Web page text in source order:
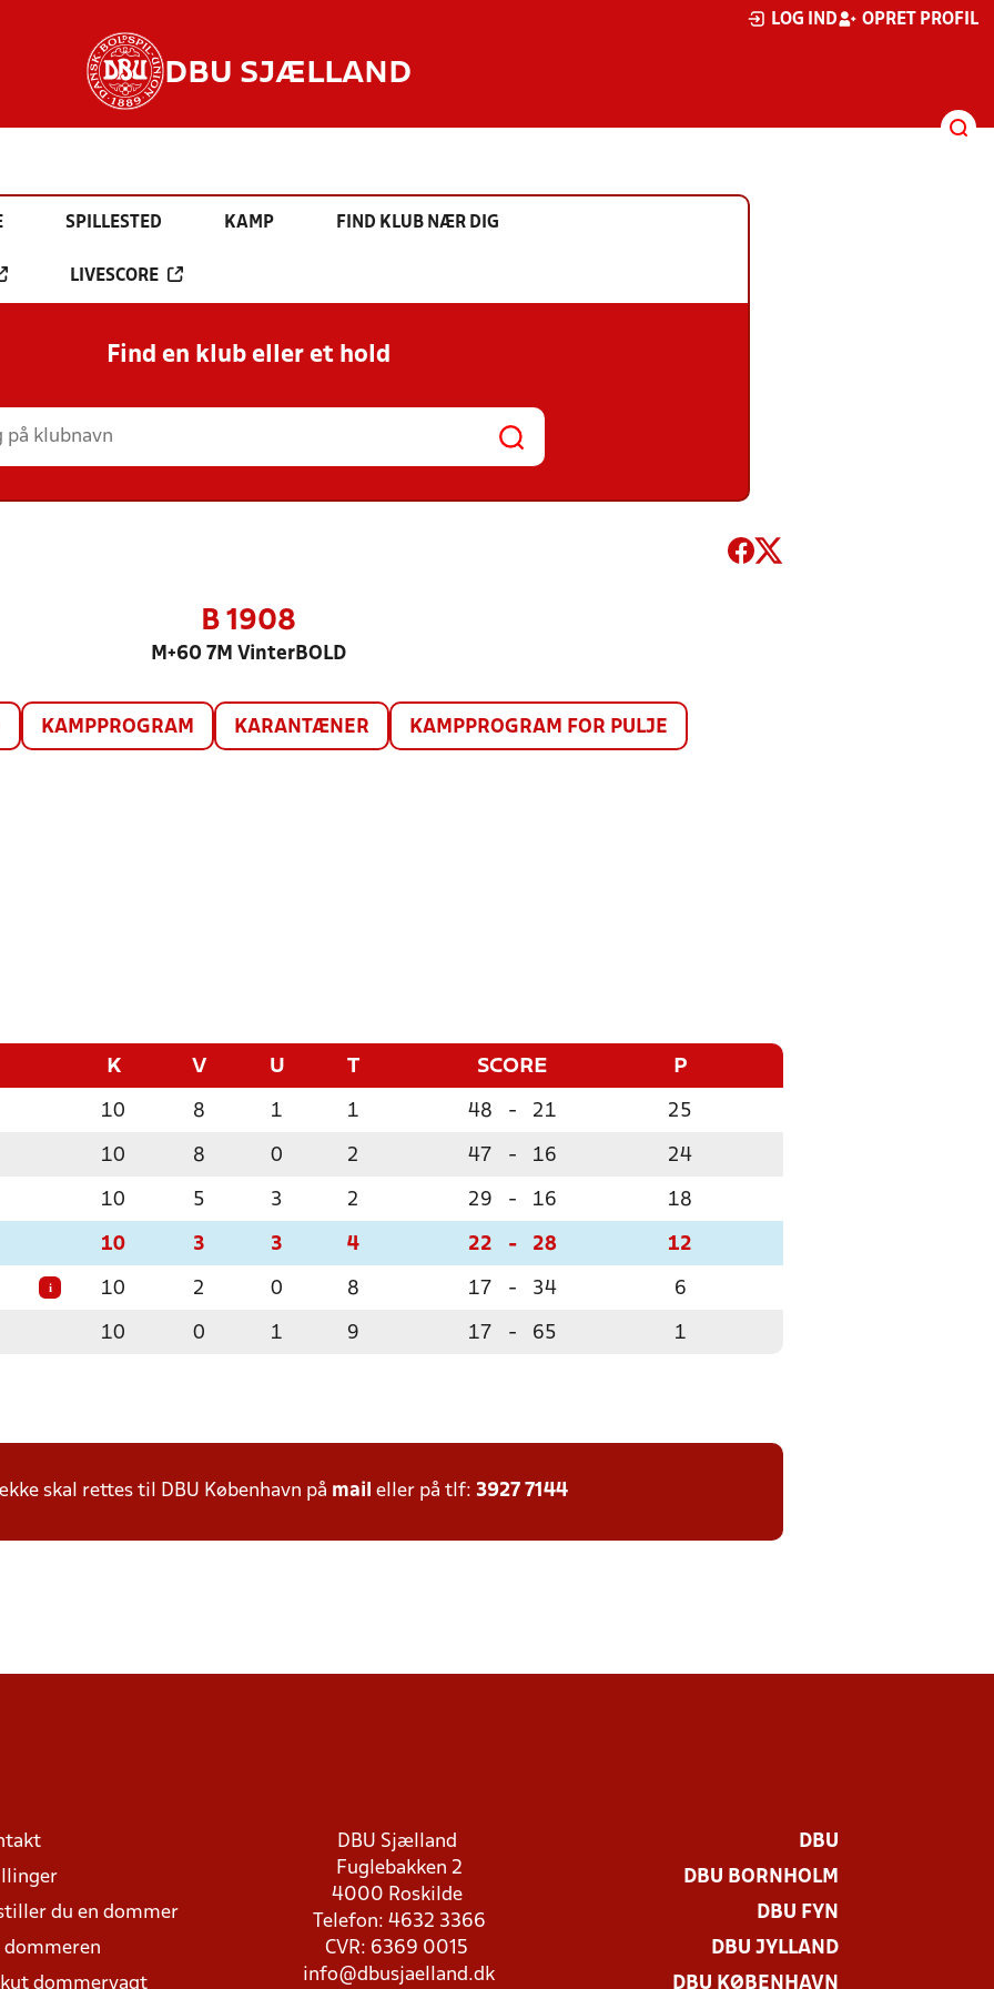
LOG IND OPRET PROFIL
DBU SJÆLLAND
SPILLESTED KAMP FIND KLUB NÆR DIG
LIVESCORE
Find en klub eller et hold
B 1908
M+60 7M VinterBOLD
KAMPPROGRAM KARANTÆNER KAMPPROGRAM FOR PULJE
K V U T SCORE P
10 8 1 1 48 - 21 25
10 8 0 2 47 - 16 24
10 5 3 2 29 - 16 18
10 3 3 4 22 - 28 12
i 10 2 0 8 17 - 34 6
10 0 1 9 17 - 65 1
skal rettes til DBU København på mail eller på tlf: 3927 7144
du en dommer
dommeren
dommervagt
DBU Sjælland
Fuglebakken 2
4000 Roskilde
Telefon: 4632 3366
CVR: 6369 0015
info@dbusjaelland.dk
DBU
DBU BORNHOLM
DBU FYN
DBU JYLLAND
DBU KØBENHAVN